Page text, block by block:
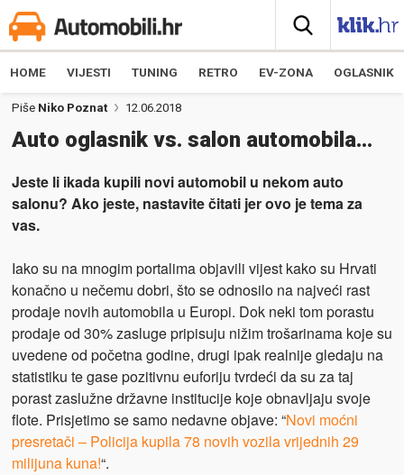
HOME VIJESTI TUNING RETRO EV-ZONA OGLASNIK
Piše Niko Poznat 12.06.2018
Auto oglasnik vs. salon automobila…
Jeste li ikada kupili novi automobil u nekom auto
salonu? Ako jeste, nastavite čitati jer ovo je tema za
vas.
Iako su na mnogim portalima objavili vijest kako su Hrvati
konačno u nečemu dobri, što se odnosilo na najveći rast
prodaje novih automobila u Europi. Dok neki tom porastu
prodaje od 30% zasluge pripisuju nižim trošarinama koje su
uvedene od početna godine, drugi ipak realnije gledaju na
statistiku te gase pozitivnu euforiju tvrdeći da su za taj
porast zaslužne državne institucije koje obnavljaju svoje
flote. Prisjetimo se samo nedavne objave: “Novi moćni
presretači – Policija kupila 78 novih vozila vrijednih 29
milijuna kuna!“.